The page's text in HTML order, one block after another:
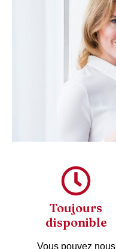
Toujours
disponible
Vous pouvez nous